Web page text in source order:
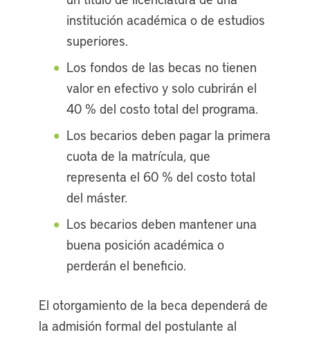
institución académica o de estudios
superiores.
Los fondos de las becas no tienen
valor en efectivo y solo cubrirán el
40 % del costo total del programa.
Los becarios deben pagar la primera
cuota de la matrícula, que
representa el 60 % del costo total
del máster.
Los becarios deben mantener una
buena posición académica o
perderán el beneficio.
El otorgamiento de la beca dependerá de
la admisión formal del postulante al